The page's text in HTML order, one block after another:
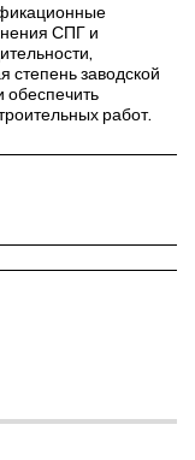
СПГ и
степень заводской
обеспечить
работ.